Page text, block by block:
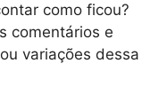
como ficou?
comentários e
variações dessa